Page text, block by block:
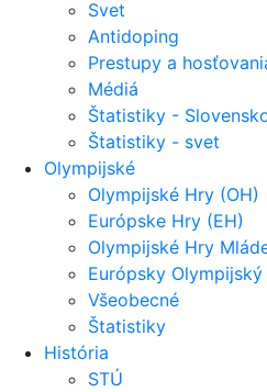
Svet
Antidoping
Prestupy a
Médiá
Štatistiky -
Štatistiky - svet
Olympijské
Olympijské Hry (OH)
Európske Hry (EH)
Olympijské Hry
Európsky Olympijský
Všeobecné
Štatistiky
História
STÚ